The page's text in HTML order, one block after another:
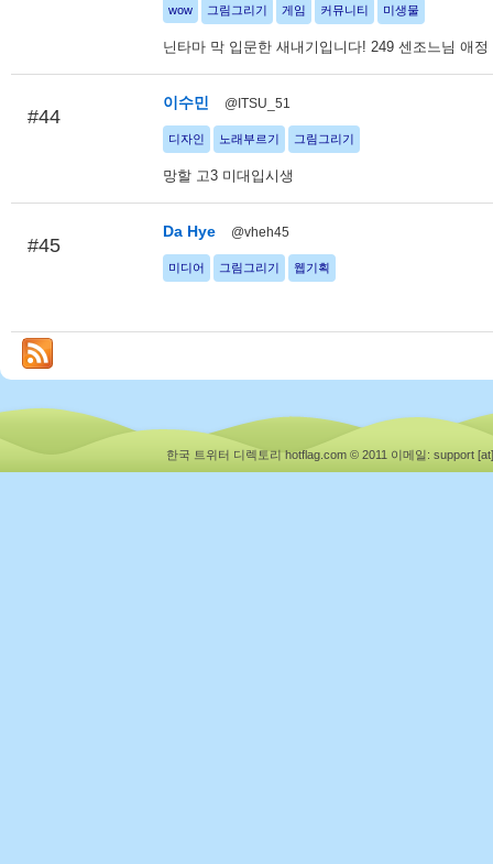
wow 그림그리기 게임 커뮤니티 미생물
닌타마 막 입문한 새내기입니다! 249 센조느님 애정
#44
이수민 @ITSU_51
디자인 노래부르기 그림그리기
망할 고3 미대입시생
#45
Da Hye @vheh45
미디어 그림그리기 웹기획
한국 트위터 디렉토리 hotflag.com © 2011 이메일: support